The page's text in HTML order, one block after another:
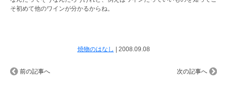
そ初めて他のワインが分かるからね。
前の記事へ
焼物のはなし | 2008.09.08
次の記事へ